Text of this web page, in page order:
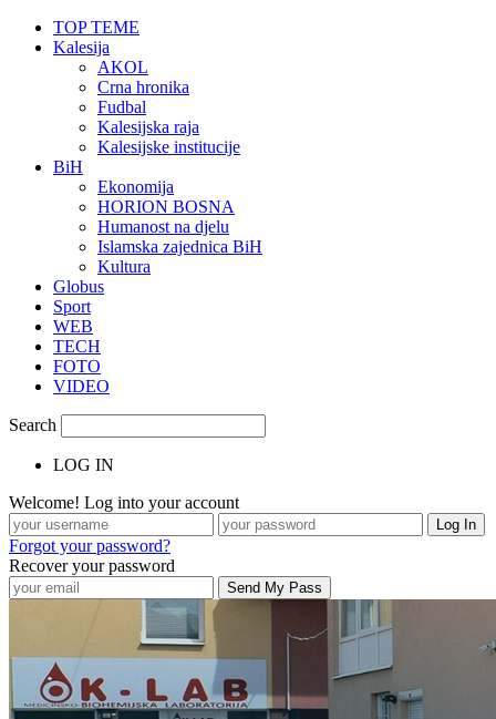
TOP TEME
Kalesija
AKOL
Crna hronika
Fudbal
Kalesijska raja
Kalesijske institucije
BiH
Ekonomija
HORION BOSNA
Humanost na djelu
Islamska zajednica BiH
Kultura
Globus
Sport
WEB
TECH
FOTO
VIDEO
Search
LOG IN
Welcome! Log into your account
Forgot your password?
Recover your password